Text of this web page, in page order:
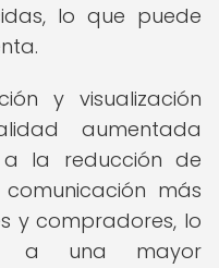
lo que puede
y visualización
aumentada
a la reducción de
más
y compradores, lo
a una mayor